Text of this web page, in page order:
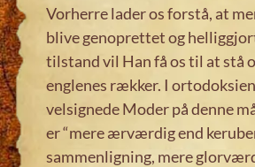
Vorherre lader os forstå, at
blive genoprettet og
tilstand vil Han få os til at stå
englenes rækker. I
velsignede Moder på denne
er “mere ærværdig end
sammenligning, mere